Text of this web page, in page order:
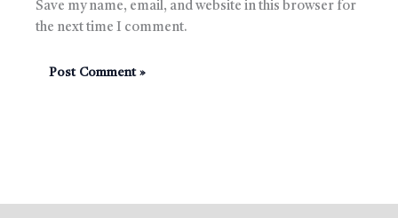
Save my name, email, and website in this browser for
the next time I comment.